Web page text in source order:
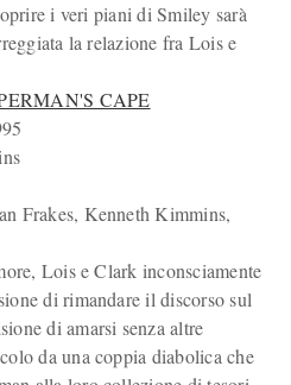
i veri piani di Smiley sarà
la relazione fra Lois e
CAPE
Frakes, Kenneth Kimmins,
Lois e Clark inconsciamente
di rimandare il discorso sul
di amarsi senza altre
da una coppia diabolica che